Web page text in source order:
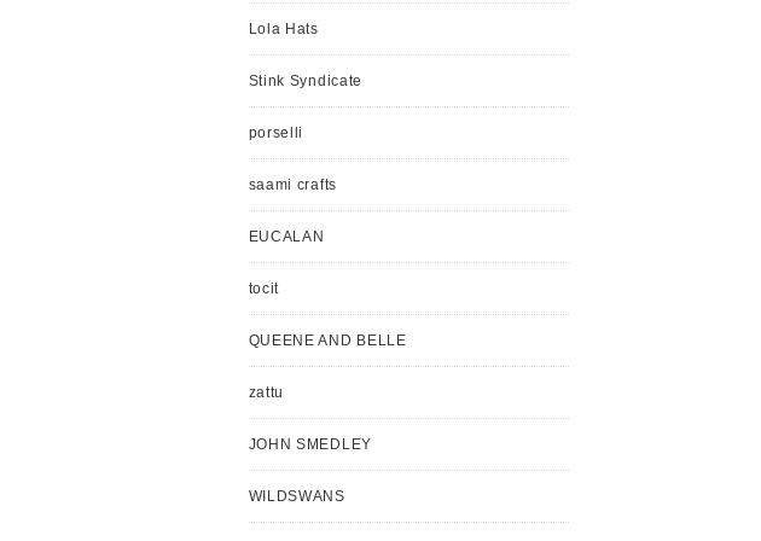
Lola Hats
Stink Syndicate
porselli
saami crafts
EUCALAN
tocit
QUEENE AND BELLE
zattu
JOHN SMEDLEY
WILDSWANS